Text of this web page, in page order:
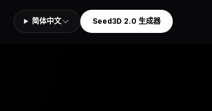
简体中文 Seed3D 2.0 生成器